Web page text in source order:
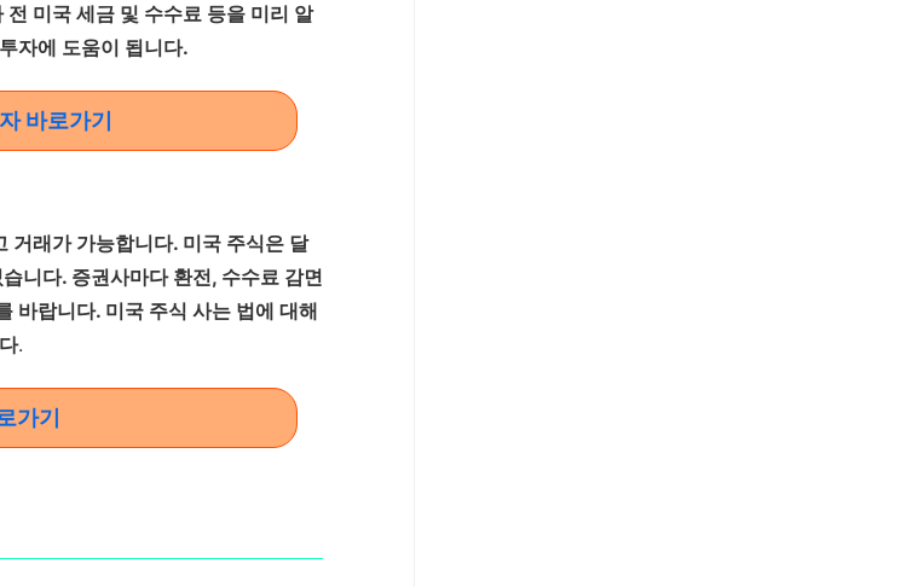
미국 세금 및 수수료 등을 미리 알
자에 도움이 됩니다.
바로가기
거래가 가능합니다. 미국 주식은 달
니다. 증권사마다 환전, 수수료 감면
바랍니다. 미국 주식 사는 법에 대해
.
가기